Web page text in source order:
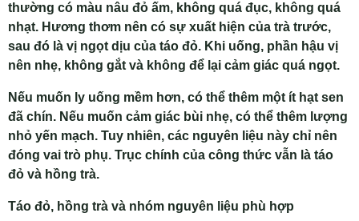
thường có màu nâu đỏ ấm, không quá đục, không quá
nhạt. Hương thơm nên có sự xuất hiện của trà trước,
sau đó là vị ngọt dịu của táo đỏ. Khi uống, phần hậu vị
nên nhẹ, không gắt và không để lại cảm giác quá ngọt.
Nếu muốn ly uống mềm hơn, có thể thêm một ít hạt sen
đã chín. Nếu muốn cảm giác bùi nhẹ, có thể thêm lượng
nhỏ yến mạch. Tuy nhiên, các nguyên liệu này chỉ nên
đóng vai trò phụ. Trục chính của công thức vẫn là táo
đỏ và hồng trà.
Táo đỏ, hồng trà và nhóm nguyên liệu phù hợp